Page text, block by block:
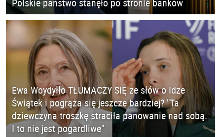
Polskie państwo stanęło po stronie banków
Ewa Woydyłło TŁUMACZY SIĘ ze słów o Idze
Świątek i pogrąża się jeszcze bardziej? "Ta
dziewczyna troszkę straciła panowanie nad sobą.
I to nie jest pogardliwe"